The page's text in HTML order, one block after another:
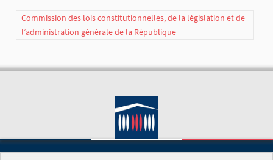
Commission des lois constitutionnelles, de la législation et de
l’administration générale de la République